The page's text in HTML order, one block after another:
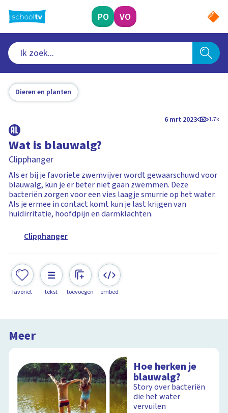
naar
hoofdinhoud
PO VO
Dieren en planten
6 mrt 2023 1.7k
Wat is blauwalg?
Clipphanger
Als er bij je favoriete zwemvijver wordt gewaarschuwd voor
blauwalg, kun je er beter niet gaan zwemmen. Deze
bacteriën zorgen voor een vies laagje smurrie op het water.
Als je ermee in contact komt kun je last krijgen van
huidirritatie, hoofdpijn en darmklachten.
Clipphanger
favoriet tekst toevoegen embed
Meer
Hoe herken je
blauwalg?
Story over bacteriën
die het water
vervuilen